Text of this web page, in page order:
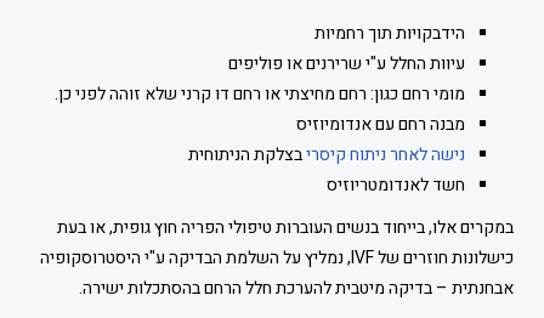
הידבקויות תוך רחמיות
עיוות החלל ע"י שרירנים או פוליפים
מומי רחם כגון: רחם מחיצתי או רחם דו קרני שלא זוהה לפני כן.
מבנה רחם עם אנדומיוזיס
נישה לאחר ניתוח קיסריבצלקת הניתוחית
חשד לאנדומטריוזיס
במקרים אלו, בייחוד בנשים העוברות טיפולי הפריה חוץ גופית, או בעת
כישלונות חוזרים של IVF, נמליץ על השלמת הבדיקה ע"י היסטרוסקופיה
אבחנתית – בדיקה מיטבית להערכת חלל הרחם בהסתכלות ישירה.